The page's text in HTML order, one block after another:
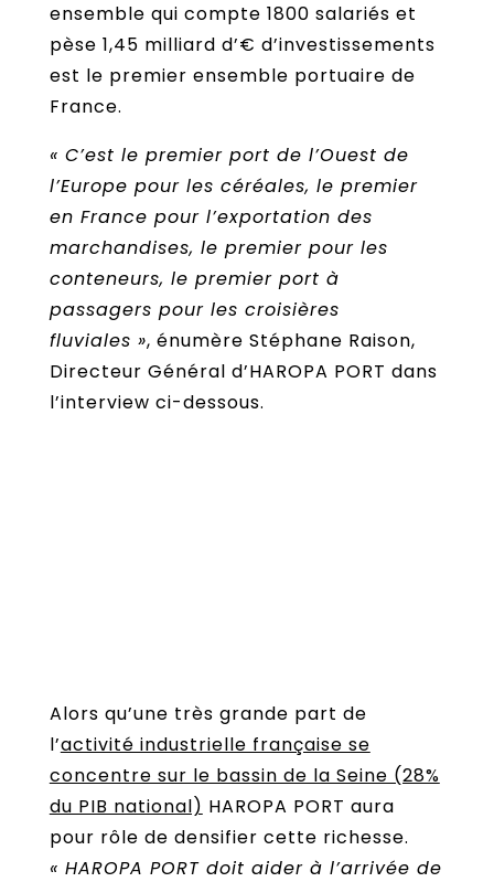
ensemble qui compte 1800 salariés et
pèse 1,45 milliard d’€ d’investissements
est le premier ensemble portuaire de
France.
« C’est le premier port de l’Ouest de
l’Europe pour les céréales, le premier
en France pour l’exportation des
marchandises, le premier pour les
conteneurs, le premier port à
passagers pour les croisières
fluviales », énumère Stéphane Raison,
Directeur Général d’HAROPA PORT dans
l’interview ci-dessous.
Alors qu’une très grande part de
l’activité industrielle française se
concentre sur le bassin de la Seine (28%
du PIB national) HAROPA PORT aura
pour rôle de densifier cette richesse.
« HAROPA PORT doit aider à l’arrivée de